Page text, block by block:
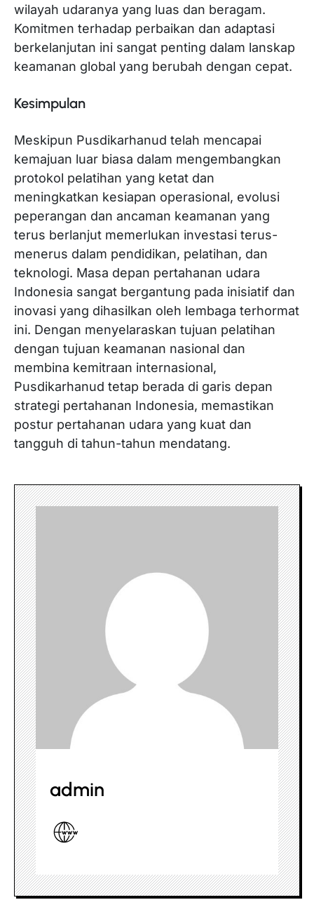
wilayah udaranya yang luas dan beragam.
Komitmen terhadap perbaikan dan adaptasi
berkelanjutan ini sangat penting dalam lanskap
keamanan global yang berubah dengan cepat.
Kesimpulan
Meskipun Pusdikarhanud telah mencapai
kemajuan luar biasa dalam mengembangkan
protokol pelatihan yang ketat dan
meningkatkan kesiapan operasional, evolusi
peperangan dan ancaman keamanan yang
terus berlanjut memerlukan investasi terus-
menerus dalam pendidikan, pelatihan, dan
teknologi. Masa depan pertahanan udara
Indonesia sangat bergantung pada inisiatif dan
inovasi yang dihasilkan oleh lembaga terhormat
ini. Dengan menyelaraskan tujuan pelatihan
dengan tujuan keamanan nasional dan
membina kemitraan internasional,
Pusdikarhanud tetap berada di garis depan
strategi pertahanan Indonesia, memastikan
postur pertahanan udara yang kuat dan
tangguh di tahun-tahun mendatang.
admin